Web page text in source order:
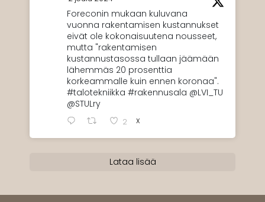
Foreconin mukaan kuluvana
vuonna rakentamisen kustannukset
eivät ole kokonaisuutena nousseet,
mutta "rakentamisen
kustannustasossa tullaan jäämään
lähemmäs 20 prosenttia
korkeammalle kuin ennen koronaa".
#talotekniikka #rakennusala @LVI_TU
@STULry
2 X
Lataa lisää